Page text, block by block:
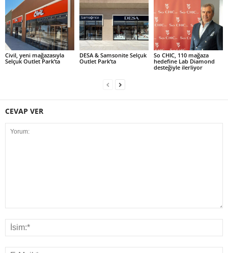
Civil, yeni mağazasıyla
Selçuk Outlet Park’ta
DESA & Samsonite Selçuk
Outlet Park’ta
So CHIC, 110 mağaza
hedefine Lab Diamond
desteğiyle ilerliyor
CEVAP VER